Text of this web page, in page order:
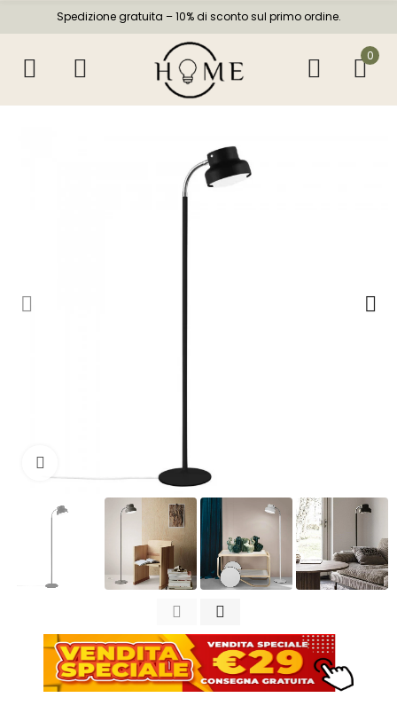
Spedizione gratuita – 10% di sconto sul primo ordine.
0
Clicca per ingrandire